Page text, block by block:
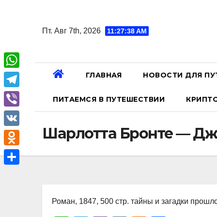
содержанию
Пт. Авг 7th, 2026 11:27:39 AM
ГЛАВНАЯ НОВОСТИ ДЛЯ
ПИТАЕМСЯ В ПУТЕШЕСТВИИ
Шарлотта Бронте —
Роман, 1847, 500 стр. тайны и загадки
W
h
a
A
T
e
l
e
g
V
i
b
e
V
K
O